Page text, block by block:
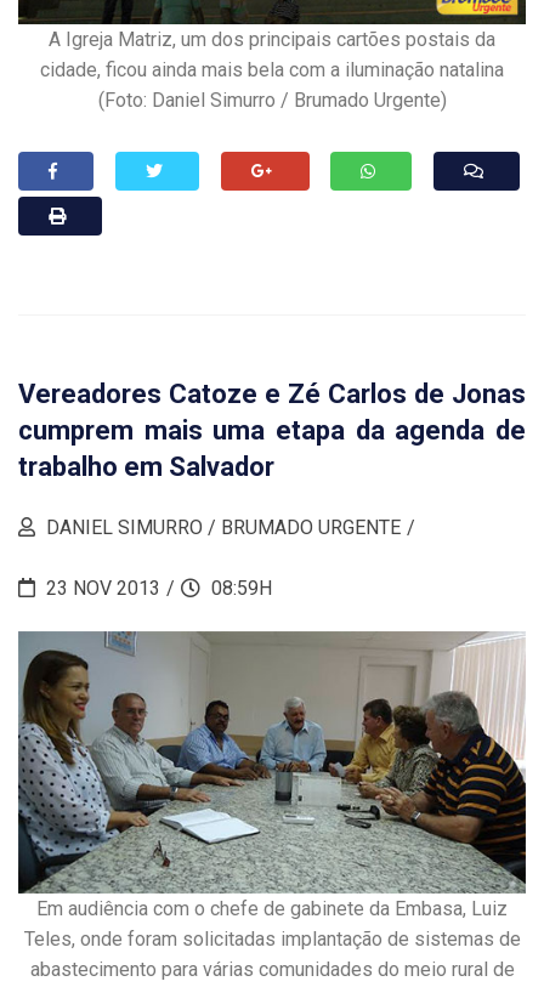
A Igreja Matriz, um dos principais cartões postais da
cidade, ficou ainda mais bela com a iluminação natalina
(Foto: Daniel Simurro / Brumado Urgente)
Vereadores Catoze e Zé Carlos de Jonas
cumprem mais uma etapa da agenda de
trabalho em Salvador
DANIEL SIMURRO / BRUMADO URGENTE
23 NOV 2013 08:59H
Em audiência com o chefe de gabinete da Embasa, Luiz
Teles, onde foram solicitadas implantação de sistemas de
abastecimento para várias comunidades do meio rural de